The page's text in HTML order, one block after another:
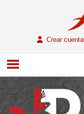
Crear cuenta